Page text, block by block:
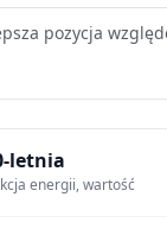
pozycja
letnia
energii, wartość